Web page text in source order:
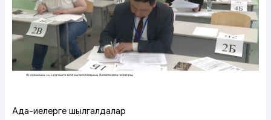
Ада-иелерге шылгалдалар